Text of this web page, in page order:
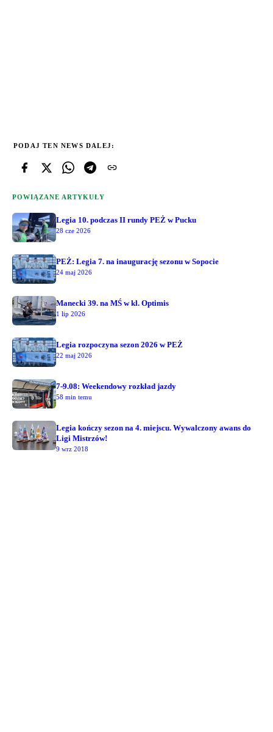
PODAJ TEN NEWS DALEJ:
POWIĄZANE ARTYKUŁY
Legia 10. podczas II rundy PEŻ w Pucku
28 cze 2026
PEŻ: Legia 7. na inaugurację sezonu w Sopocie
24 maj 2026
Manecki 39. na MŚ w kl. Optimis
1 lip 2026
Legia rozpoczyna sezon 2026 w PEŻ
22 maj 2026
7-9.08: Weekendowy rozkład jazdy
58 min temu
Legia kończy sezon na 4. miejscu. Wywalczony awans do
Ligi Mistrzów!
9 wrz 2018